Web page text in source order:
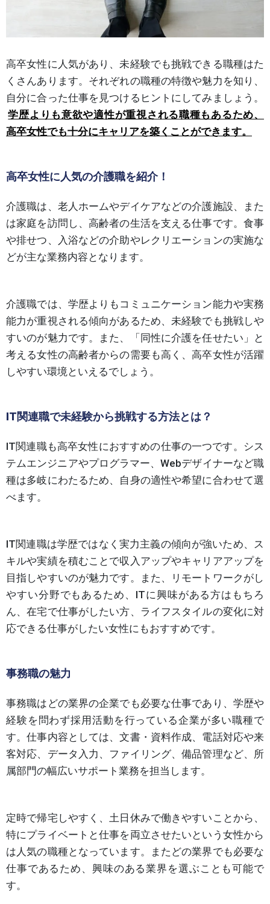
高卒女性に人気があり、未経験でも挑戦できる職種はた
くさんあります。それぞれの職種の特徴や魅力を知り、
自分に合った仕事を見つけるヒントにしてみましょう。
学歴よりも意欲や適性が重視される職種もあるため、
高卒女性でも十分にキャリアを築くことができます。
高卒女性に人気の介護職を紹介！
介護職は、老人ホームやデイケアなどの介護施設、また
は家庭を訪問し、高齢者の生活を支える仕事です。食事
や排せつ、入浴などの介助やレクリエーションの実施な
どが主な業務内容となります。
介護職では、学歴よりもコミュニケーション能力や実務
能力が重視される傾向があるため、未経験でも挑戦しや
すいのが魅力です。また、「同性に介護を任せたい」と
考える女性の高齢者からの需要も高く、高卒女性が活躍
しやすい環境といえるでしょう。
IT関連職で未経験から挑戦する方法とは？
IT関連職も高卒女性におすすめの仕事の一つです。シス
テムエンジニアやプログラマー、Webデザイナーなど職
種は多岐にわたるため、自身の適性や希望に合わせて選
べます。
IT関連職は学歴ではなく実力主義の傾向が強いため、ス
キルや実績を積むことで収入アップやキャリアアップを
目指しやすいのが魅力です。また、リモートワークがし
やすい分野でもあるため、ITに興味がある方はもちろ
ん、在宅で仕事がしたい方、ライフスタイルの変化に対
応できる仕事がしたい女性にもおすすめです。
事務職の魅力
事務職はどの業界の企業でも必要な仕事であり、学歴や
経験を問わず採用活動を行っている企業が多い職種で
す。仕事内容としては、文書・資料作成、電話対応や来
客対応、データ入力、ファイリング、備品管理など、所
属部門の幅広いサポート業務を担当します。
定時で帰宅しやすく、土日休みで働きやすいことから、
特にプライベートと仕事を両立させたいという女性から
は人気の職種となっています。またどの業界でも必要な
仕事であるため、興味のある業界を選ぶことも可能で
す。